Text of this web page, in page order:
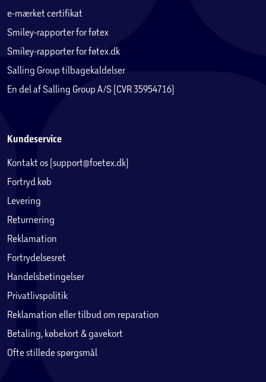
e-mærket certifikat
Smiley-rapporter for føtex
Smiley-rapporter for føtex.dk
Salling Group tilbagekaldelser
En del af Salling Group A/S (CVR 35954716)
Kundeservice
Kontakt os (support@foetex.dk)
Fortryd køb
Levering
Returnering
Reklamation
Fortrydelsesret
Handelsbetingelser
Privatlivspolitik
Reklamation eller tilbud om reparation
Betaling, købekort & gavekort
Ofte stillede spørgsmål